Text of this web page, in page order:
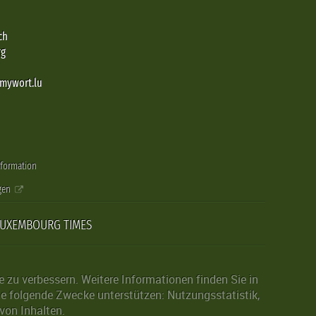
TIMES
verbessern. Weitere Informationen finden Sie in
folgende Zwecke unterstützen: Nutzungsstatistik,
Inhalten.